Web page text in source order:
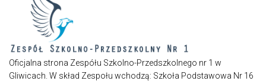
Oficjalna strona Zespółu Szkolno-Przedszkolnego nr 1 w
Gliwicach. W skład Zespołu wchodzą: Szkoła Podstawowa Nr 16